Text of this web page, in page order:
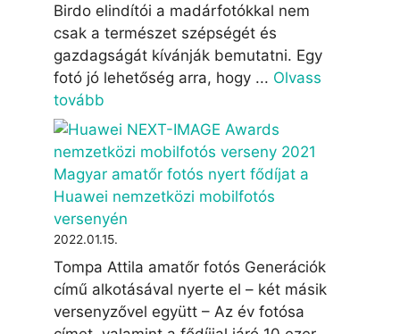
Birdo elindítói a madárfotókkal nem
csak a természet szépségét és
gazdagságát kívánják bemutatni. Egy
fotó jó lehetőség arra, hogy ... Olvass
tovább
Magyar amatőr fotós nyert fődíjat a
Huawei nemzetközi mobilfotós
versenyén
2022.01.15.
Tompa Attila amatőr fotós Generációk
című alkotásával nyerte el – két másik
versenyzővel együtt – Az év fotósa